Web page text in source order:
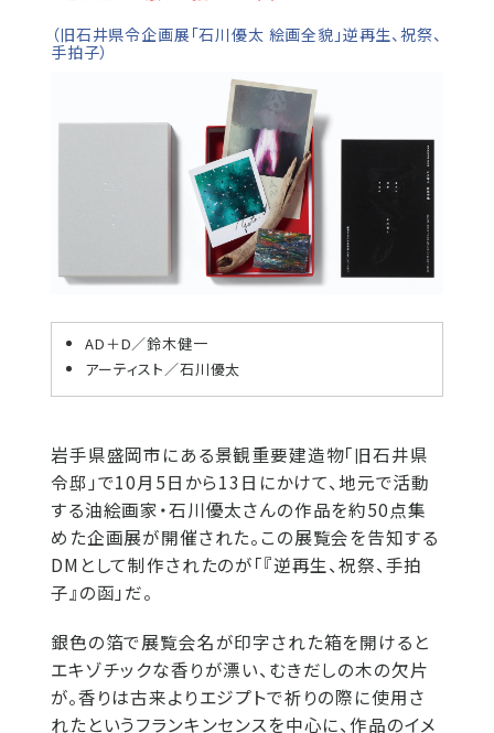
（旧石井県令企画展「石川優太 絵画全貌」逆再生、祝祭、
手拍子）
AD＋D／鈴木健一
アーティスト／石川優太
岩手県盛岡市にある景観重要建造物「旧石井県
令邸」で10月5日から13日にかけて、地元で活動
する油絵画家・石川優太さんの作品を約50点集
めた企画展が開催された。この展覧会を告知する
DMとして制作されたのが「『逆再生、祝祭、手拍
子』の函」だ。
銀色の箔で展覧会名が印字された箱を開けると
エキゾチックな香りが漂い、むきだしの木の欠片
が。香りは古来よりエジプトで祈りの際に使用さ
れたというフランキンセンスを中心に、作品のイメ